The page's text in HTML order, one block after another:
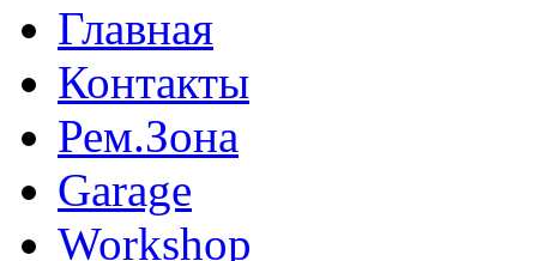
Главная
Контакты
Рем.Зона
Garage
Workshop